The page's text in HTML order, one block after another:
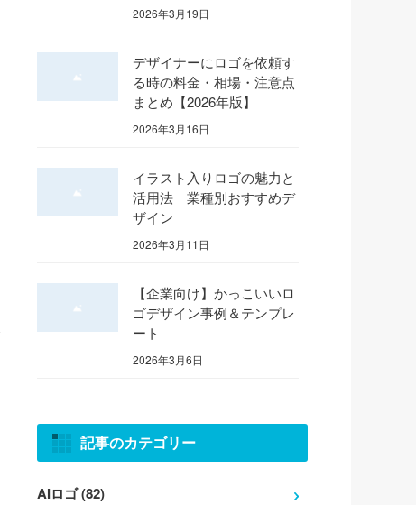
2026年3月19日
デザイナーにロゴを依頼す
る時の料金・相場・注意点
まとめ【2026年版】
2026年3月16日
イラスト入りロゴの魅力と
活用法｜業種別おすすめデ
ザイン
2026年3月11日
【企業向け】かっこいいロ
ゴデザイン事例＆テンプレ
ート
2026年3月6日
記事のカテゴリー
AIロゴ (82)